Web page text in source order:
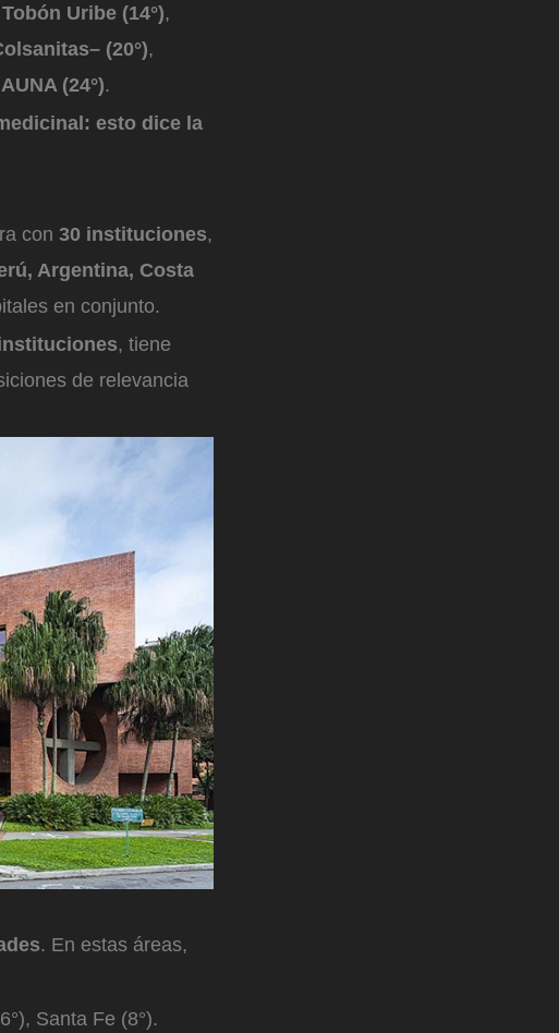
Uribe (14°),
(20°),
(24°).
esto dice la
con 30 instituciones,
Argentina, Costa
en conjunto.
, tiene
de relevancia
. En estas áreas,
Santa Fe (8°).